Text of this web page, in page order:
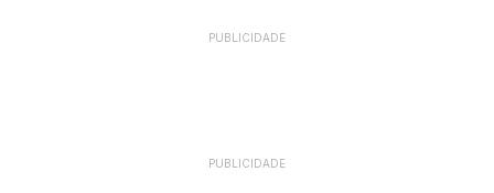
PUBLICIDADE
PUBLICIDADE